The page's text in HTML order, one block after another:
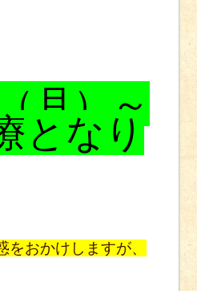
月）～
となり
をおかけしますが、